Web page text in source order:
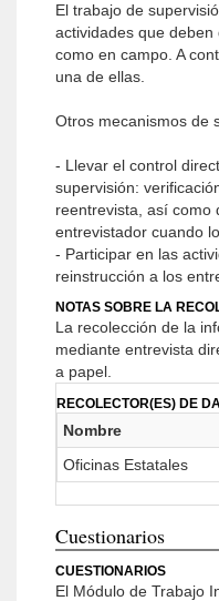
El trabajo de
actividades que
como en campo. A
una de ellas.
Otros mecanismos de
- Llevar el control
supervisión:
reentrevista, así como
entrevistador cuando
- Participar en las
reinstrucción a los
NOTAS SOBRE LA
La recolección de la
mediante entrevista
a papel.
RECOLECTOR(ES) DE
Nombre
Oficinas Estatales
Cuestionarios
CUESTIONARIOS
El Módulo de Trabajo